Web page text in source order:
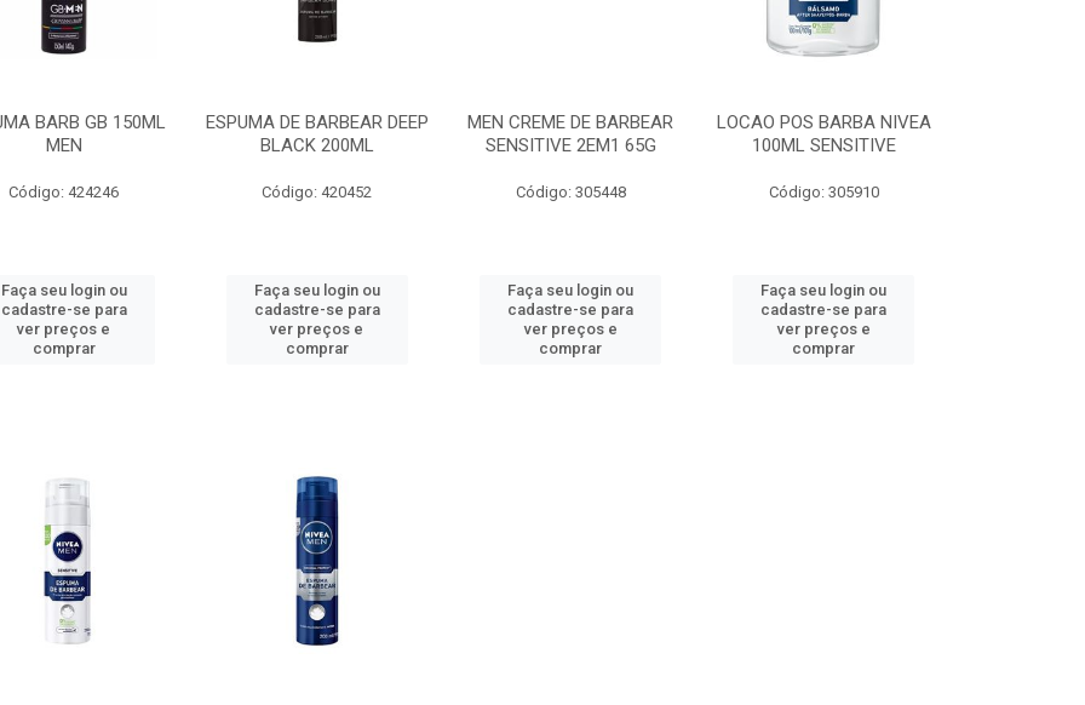
BARB GB 150ML
MEN
Código: 424246
Faça seu login ou
cadastre-se para
ver preços e
comprar
ESPUMA DE BARBEAR DEEP
BLACK 200ML
Código: 420452
Faça seu login ou
cadastre-se para
ver preços e
comprar
MEN CREME DE BARBEAR
SENSITIVE 2EM1 65G
Código: 305448
Faça seu login ou
cadastre-se para
ver preços e
comprar
LOCAO POS BARBA NIVEA
100ML SENSITIVE
Código: 305910
Faça seu login ou
cadastre-se para
ver preços e
comprar